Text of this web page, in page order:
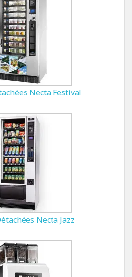
Necta Festival
Necta Jazz